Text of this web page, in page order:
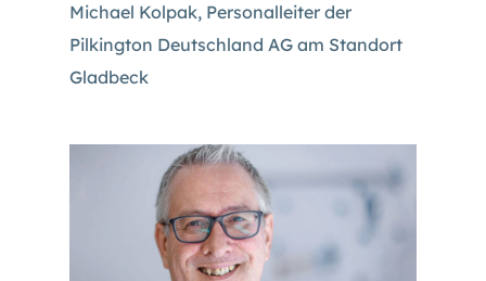
Michael Kolpak, Personalleiter der
Pilkington Deutschland AG am Standort
Gladbeck